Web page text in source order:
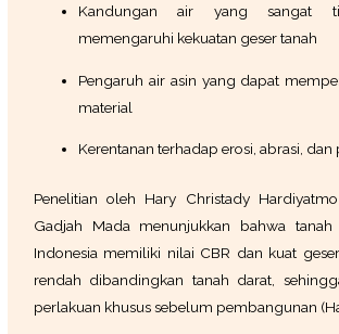
Kandungan air yang sangat
memengaruhi kekuatan geser tanah
Pengaruh air asin yang dapat
material
Kerentanan terhadap erosi, abrasi,
Penelitian oleh Hary Christady
Gadjah Mada menunjukkan bahwa
Indonesia memiliki nilai CBR dan kuat
rendah dibandingkan tanah darat,
perlakuan khusus sebelum pembangunan